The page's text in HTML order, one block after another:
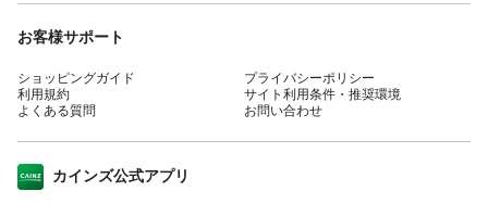
お客様サポート
ショッピングガイド
利用規約
よくある質問
プライバシーポリシー
サイト利用条件・推奨環境
お問い合わせ
カインズ公式アプリ